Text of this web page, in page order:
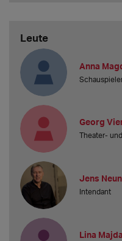
Leute
Anna
Georg
Theater-
Jens
Intendant
Lina